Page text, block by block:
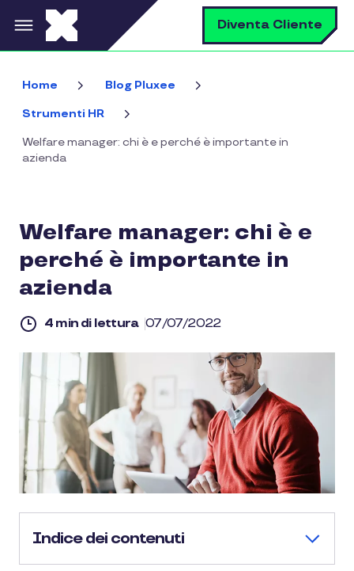
Salta al contenuto principale Diventa Cliente
Home Blog Pluxee
Strumenti HR
Welfare manager: chi è e perché è importante in
azienda
Welfare manager: chi è e
perché è importante in
azienda
4 min di lettura 07/07/2022
Indice dei contenuti